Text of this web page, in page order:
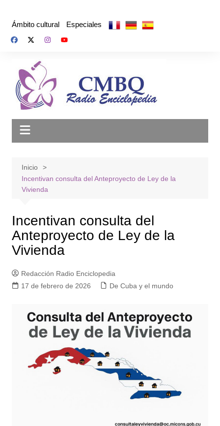
Ámbito cultural Especiales
Inicio
Incentivan consulta del Anteproyecto de Ley de la
Vivienda
Incentivan consulta del
Anteproyecto de Ley de la
Vivienda
Redacción Radio Enciclopedia
17 de febrero de 2026
De Cuba y el mundo